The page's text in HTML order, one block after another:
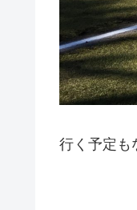
行く予定も